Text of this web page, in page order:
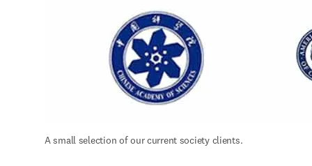
A small selection of our current society clients.